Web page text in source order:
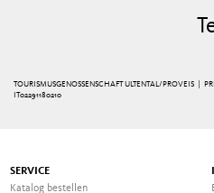
TOURISMUSGENOSSENSCHAFT ULTENTAL/PROVEIS |
IT02291180210
SERVICE
Katalog bestellen